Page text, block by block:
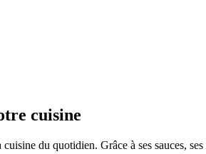
cuisine
du quotidien. Grâce à ses sauces,